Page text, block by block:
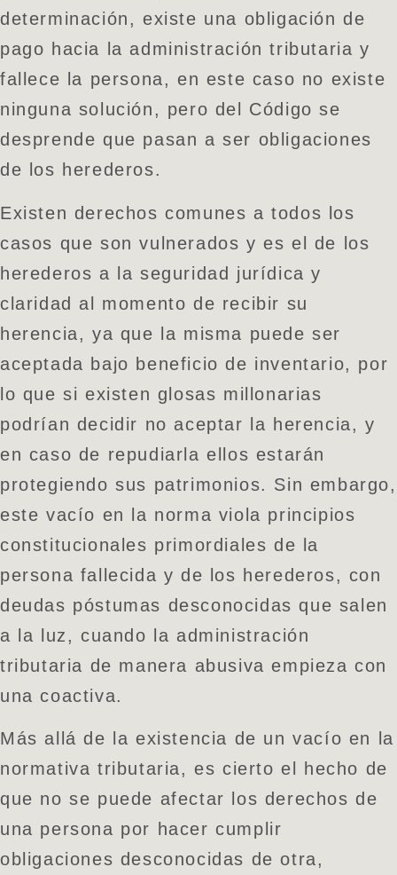
determinación, existe una obligación de
pago hacia la administración tributaria y
fallece la persona, en este caso no existe
ninguna solución, pero del Código se
desprende que pasan a ser obligaciones
de los herederos.
Existen derechos comunes a todos los
casos que son vulnerados y es el de los
herederos a la seguridad jurídica y
claridad al momento de recibir su
herencia, ya que la misma puede ser
aceptada bajo beneficio de inventario, por
lo que si existen glosas millonarias
podrían decidir no aceptar la herencia, y
en caso de repudiarla ellos estarán
protegiendo sus patrimonios. Sin embargo,
este vacío en la norma viola principios
constitucionales primordiales de la
persona fallecida y de los herederos, con
deudas póstumas desconocidas que salen
a la luz, cuando la administración
tributaria de manera abusiva empieza con
una coactiva.
Más allá de la existencia de un vacío en la
normativa tributaria, es cierto el hecho de
que no se puede afectar los derechos de
una persona por hacer cumplir
obligaciones desconocidas de otra,